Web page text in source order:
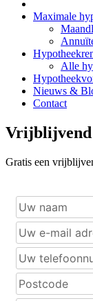
Maximale
Alle
Nieuws &
Contact
Vrijblijvend
Gratis een